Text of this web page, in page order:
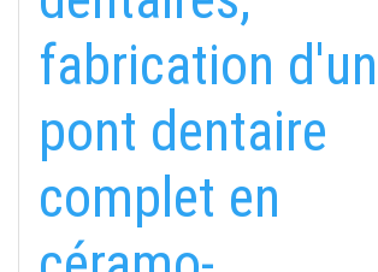
fabrication d'un
pont dentaire
complet en